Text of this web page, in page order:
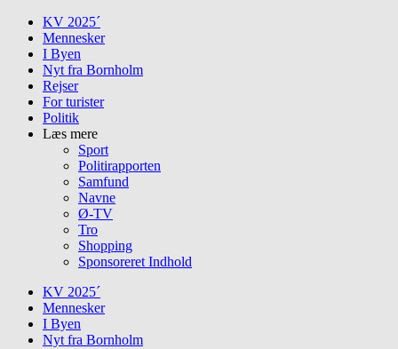
Skip
content
KV 2025´
Mennesker
I Byen
Nyt fra Bornholm
Rejser
For turister
Politik
Læs mere
Sport
Politirapporten
Samfund
Navne
Ø-TV
Tro
Shopping
Sponsoreret Indhold
KV 2025´
Mennesker
I Byen
Nyt fra Bornholm